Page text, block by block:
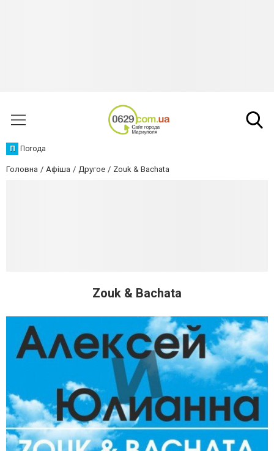
П Погода
Головна Афіша Другое Zouk & Bachata
Zouk & Bachata